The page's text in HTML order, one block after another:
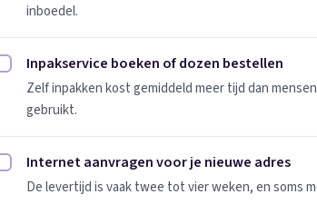
inboedel.
Inpakservice boeken of dozen bestellen afvinken
Inpakservice boeken of dozen bestellen
Zelf inpakken kost gemiddeld meer tijd dan
gebruikt.
Internet aanvragen voor je nieuwe adres afvinken
Internet aanvragen voor je nieuwe adres
De levertijd is vaak twee tot vier weken, en soms